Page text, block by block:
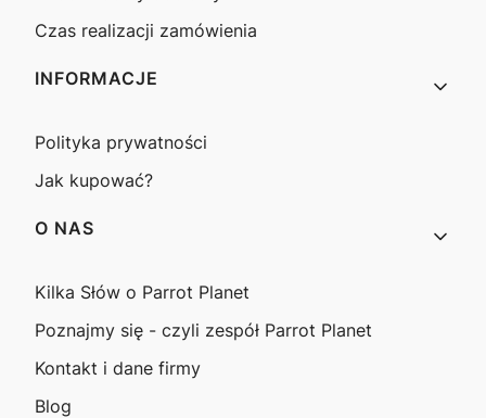
Czas realizacji zamówienia
INFORMACJE
Polityka prywatności
Jak kupować?
O NAS
Kilka Słów o Parrot Planet
Poznajmy się - czyli zespół Parrot Planet
Kontakt i dane firmy
Blog